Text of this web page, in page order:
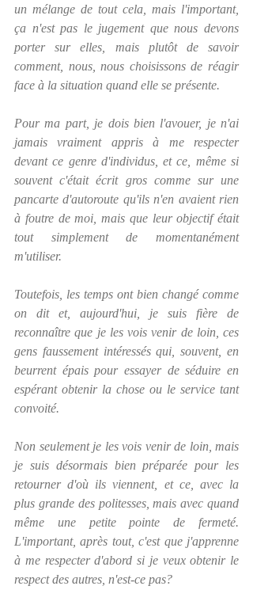
un mélange de tout cela, mais l'important,
ça n'est pas le jugement que nous devons
porter sur elles, mais plutôt de savoir
comment, nous, nous choisissons de réagir
face à la situation quand elle se présente.
Pour ma part, je dois bien l'avouer, je n'ai
jamais vraiment appris à me respecter
devant ce genre d'individus, et ce, même si
souvent c'était écrit gros comme sur une
pancarte d'autoroute qu'ils n'en avaient rien
à foutre de moi, mais que leur objectif était
tout simplement de momentanément
m'utiliser.
Toutefois, les temps ont bien changé comme
on dit et, aujourd'hui, je suis fière de
reconnaître que je les vois venir de loin, ces
gens faussement intéressés qui, souvent, en
beurrent épais pour essayer de séduire en
espérant obtenir la chose ou le service tant
convoité.
Non seulement je les vois venir de loin, mais
je suis désormais bien préparée pour les
retourner d'où ils viennent, et ce, avec la
plus grande des politesses, mais avec quand
même une petite pointe de fermeté.
L'important, après tout, c'est que j'apprenne
à me respecter d'abord si je veux obtenir le
respect des autres, n'est-ce pas?